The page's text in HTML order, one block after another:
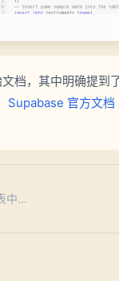
档，其中明确提到
Supabase 官方文档
中...